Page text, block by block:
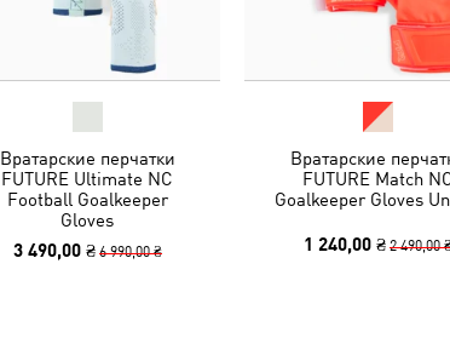
Вратарские перчатки
FUTURE Ultimate NC
Football Goalkeeper
Gloves
3 490,00 ₴ 6 990,00 ₴
Вратарские
FUTURE Match
Goalkeeper Gloves
1 240,00 ₴ 2 490,00